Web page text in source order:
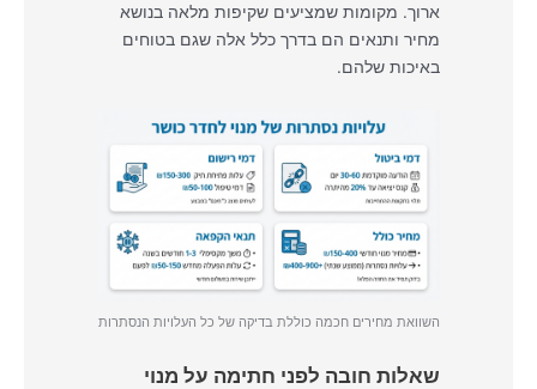
ארוך. מקומות שמציעים שקיפות מלאה בנושא
מחיר ותנאים הם בדרך כלל אלה שגם בטוחים
באיכות שלהם.
השוואת מחירים חכמה כוללת בדיקה של כל העלויות הנסתרות
שאלות חובה לפני חתימה על מנוי